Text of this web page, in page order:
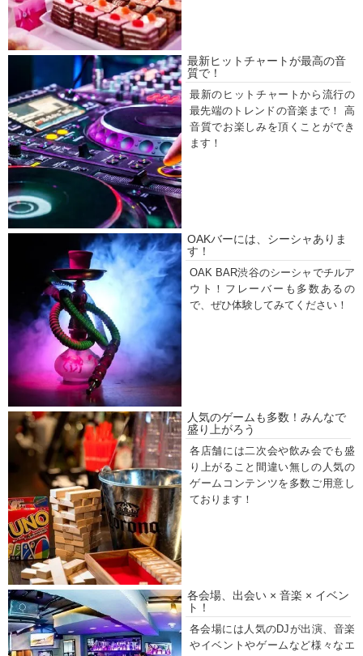
最新ヒットチャートが最高の音
質で！
最新のヒットチャートから流行の
最先端のトレンドの音楽まで！ 高
音質でお楽しみを頂くことができ
ます！
OAKバーには、シーシャありま
す！
OAK BAR渋谷のシーシャでチルア
ウト！フレーバーも多数あるの
で、ぜひ体験してみてください！
人気のゲームも多数！みんなで
盛り上がろう
各店舗には二次会や飲み会でも盛
り上がること間違い無しの人気の
ゲームコンテンツを多数ご用意し
ております！
各会場、出会い × 音楽 × イベン
ト！
各会場には人気のDJが出演、音楽
やイベントやゲームなど様々なエ